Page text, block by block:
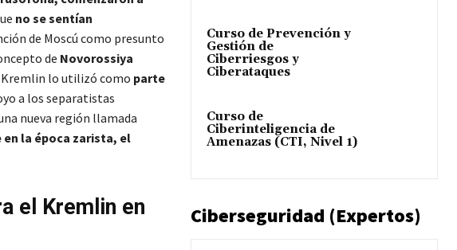
no se sentían
de Moscú como presunto
de Novorossiya
Kremlin lo utilizó como parte
a los separatistas
nueva región llamada
la época zarista, el
el Kremlin en
Curso de Prevención y
Gestión de
Ciberriesgos y
Ciberataques
Curso de
Ciberinteligencia de
Amenazas (CTI, Nivel 1)
Ciberseguridad (Expertos)